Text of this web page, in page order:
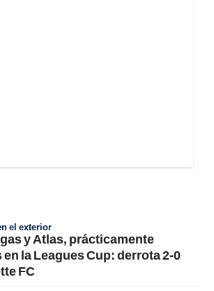
el exterior
y Atlas, prácticamente
la Leagues Cup: derrota 2-0
FC